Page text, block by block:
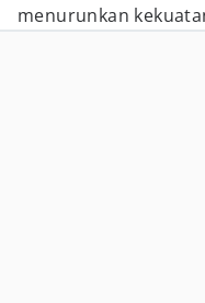
menurunkan